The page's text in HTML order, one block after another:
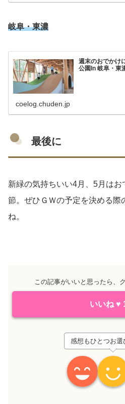
岐阜・東濃
週末のおでかけ
公園In 岐阜・東
coelog.chuden.jp
最後に
新緑の気持ちいい4月、5月は
節。ぜひＧＷの予定を決める際
ね。
この記事がいいと思ったら、
いいね ♥
感想もひとつお選